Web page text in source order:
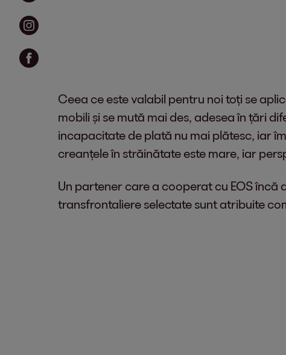
Ceea ce este valabil pentru noi toți se
mobili și se mută mai des, adesea în țări
incapacitate de plată nu mai plătesc, iar
creanțele în străinătate este mare, iar
Un partener care a cooperat cu EOS
transfrontaliere selectate sunt atribuite